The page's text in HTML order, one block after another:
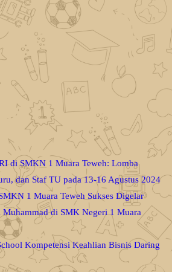
di SMKN 1 Muara Teweh: Lomba
dan Staf TU pada 13-16 Agustus 2024
1 Muara Teweh Sukses Digelar
di SMK Negeri 1 Muara
Kompetensi Keahlian Bisnis Daring